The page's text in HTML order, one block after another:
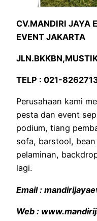
CV.MANDIRI JAYA
EVENT JAKARTA
TELP : 021-
Perusahaan kami
pesta dan event
podium, tiang
sofa, barstool,
pelaminan,
lagi.
Email :
Web :